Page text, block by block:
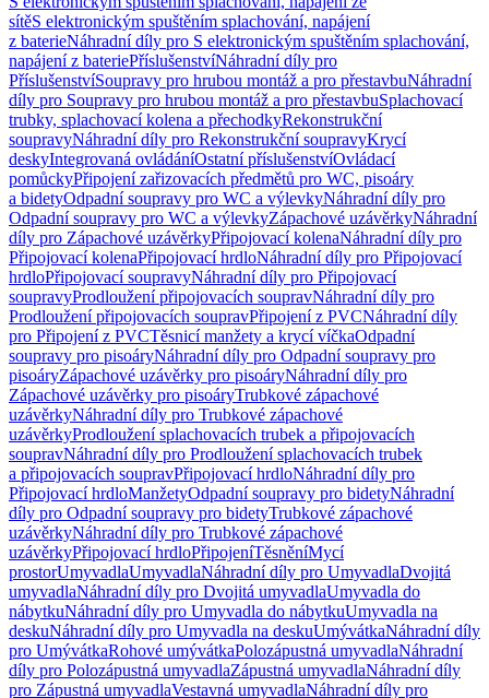
sítěS elektronickým spuštěním splachování, napájení
z baterieNáhradní díly pro S elektronickým spuštěním splachování,
napájení z bateriePříslušenstvíNáhradní díly pro
PříslušenstvíSoupravy pro hrubou montáž a pro přestavbuNáhradní
díly pro Soupravy pro hrubou montáž a pro přestavbuSplachovací
trubky, splachovací kolena a přechodkyRekonstrukční
soupravyNáhradní díly pro Rekonstrukční soupravyKrycí
deskyIntegrovaná ovládáníOstatní příslušenstvíOvládací
pomůckyPřipojení zařizovacích předmětů pro WC, pisoáry
a bidetyOdpadní soupravy pro WC a výlevkyNáhradní díly pro
Odpadní soupravy pro WC a výlevkyZápachové uzávěrkyNáhradní
díly pro Zápachové uzávěrkyPřipojovací kolenaNáhradní díly pro
Připojovací kolenaPřipojovací hrdloNáhradní díly pro Připojovací
hrdloPřipojovací soupravyNáhradní díly pro Připojovací
soupravyProdloužení připojovacích soupravNáhradní díly pro
Prodloužení připojovacích soupravPřipojení z PVCNáhradní díly
pro Připojení z PVCTěsnicí manžety a krycí víčkaOdpadní
soupravy pro pisoáryNáhradní díly pro Odpadní soupravy pro
pisoáryZápachové uzávěrky pro pisoáryNáhradní díly pro
Zápachové uzávěrky pro pisoáryTrubkové zápachové
uzávěrkyNáhradní díly pro Trubkové zápachové
uzávěrkyProdloužení splachovacích trubek a připojovacích
soupravNáhradní díly pro Prodloužení splachovacích trubek
a připojovacích soupravPřipojovací hrdloNáhradní díly pro
Připojovací hrdloManžetyOdpadní soupravy pro bidetyNáhradní
díly pro Odpadní soupravy pro bidetyTrubkové zápachové
uzávěrkyNáhradní díly pro Trubkové zápachové
uzávěrkyPřipojovací hrdloPřipojeníTěsněníMycí
prostorUmyvadlaUmyvadlaNáhradní díly pro UmyvadlaDvojitá
umyvadlaNáhradní díly pro Dvojitá umyvadlaUmyvadla do
nábytkuNáhradní díly pro Umyvadla do nábytkuUmyvadla na
deskuNáhradní díly pro Umyvadla na deskuUmývátkaNáhradní díly
pro UmývátkaRohové umývátkaPolozápustná umyvadlaNáhradní
díly pro Polozápustná umyvadlaZápustná umyvadlaNáhradní díly
pro Zápustná umyvadlaVestavná umyvadlaNáhradní díly pro